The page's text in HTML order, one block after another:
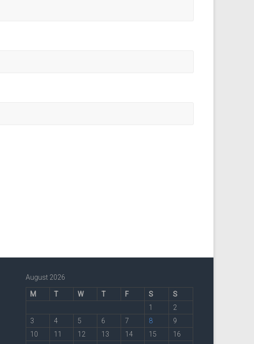
August 2026
M T W T F S
S
1
2
3
4 5 6 7 8
9
10
11 12 13 14 15
16